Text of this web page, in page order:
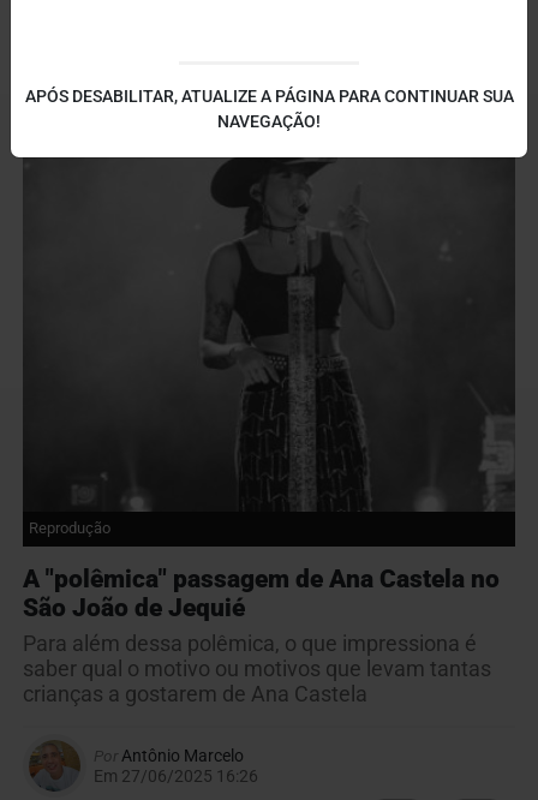
Reprodução
A "polêmica" passagem de Ana Castela no
São João de Jequié
Para além dessa polêmica, o que impressiona é
saber qual o motivo ou motivos que levam tantas
crianças a gostarem de Ana Castela
Por Antônio Marcelo
Em 27/06/2025 16:26
APÓS DESABILITAR, ATUALIZE A PÁGINA PARA CONTINUAR SUA
NAVEGAÇÃO!